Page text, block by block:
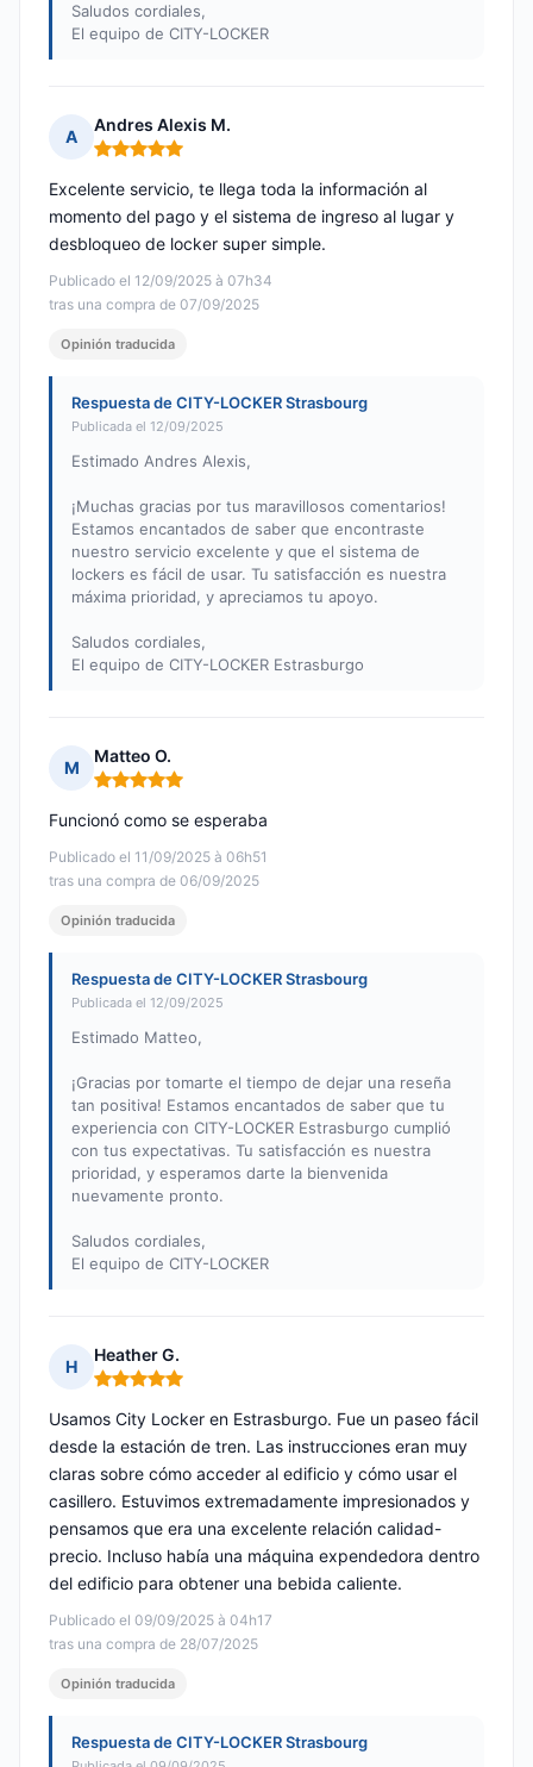
Saludos cordiales,
El equipo de CITY-LOCKER
A
Andres Alexis M.
Nota: 5 de 5
Publicado el 12/09/2025 à 07h34
tras una compra de 07/09/2025
Excelente servicio, te llega toda la información al
momento del pago y el sistema de ingreso al lugar y
desbloqueo de locker super simple.
Opinión traducida
Respuesta de CITY-LOCKER Strasbourg
Publicada el 12/09/2025
Estimado Andres Alexis,
¡Muchas gracias por tus maravillosos comentarios!
Estamos encantados de saber que encontraste
nuestro servicio excelente y que el sistema de
lockers es fácil de usar. Tu satisfacción es nuestra
máxima prioridad, y apreciamos tu apoyo.
Saludos cordiales,
El equipo de CITY-LOCKER Estrasburgo
M
Matteo O.
Nota: 5 de 5
Publicado el 11/09/2025 à 06h51
tras una compra de 06/09/2025
Funcionó como se esperaba
Opinión traducida
Respuesta de CITY-LOCKER Strasbourg
Publicada el 12/09/2025
Estimado Matteo,
¡Gracias por tomarte el tiempo de dejar una reseña
tan positiva! Estamos encantados de saber que tu
experiencia con CITY-LOCKER Estrasburgo cumplió
con tus expectativas. Tu satisfacción es nuestra
prioridad, y esperamos darte la bienvenida
nuevamente pronto.
Saludos cordiales,
El equipo de CITY-LOCKER
H
Heather G.
Nota: 5 de 5
Publicado el 09/09/2025 à 04h17
tras una compra de 28/07/2025
Usamos City Locker en Estrasburgo. Fue un paseo fácil
desde la estación de tren. Las instrucciones eran muy
claras sobre cómo acceder al edificio y cómo usar el
casillero. Estuvimos extremadamente impresionados y
pensamos que era una excelente relación calidad-
precio. Incluso había una máquina expendedora dentro
del edificio para obtener una bebida caliente.
Opinión traducida
Respuesta de CITY-LOCKER Strasbourg